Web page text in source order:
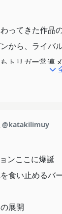
ぜ。
ってきた作
から、ライバ
トリガー常連
地球もっ！
敢えて引用し
も用いられた
@katakilimuy
ンここに爆誕
食い止めるバ
展開